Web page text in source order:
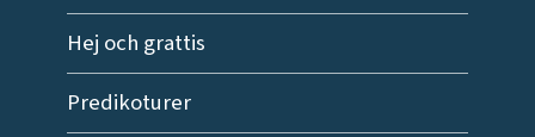
Hej och grattis
Predikoturer